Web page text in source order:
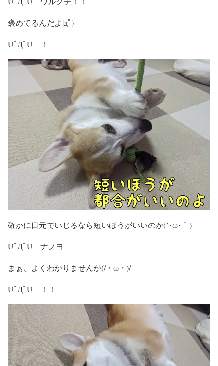
褒めてるんだよ|дﾟ)
UﾟДﾟU ！
確かに口元でいじるなら短いほうがいいのか(´･ω･｀)
UﾟДﾟU ナノヨ
まぁ、よくわかりませんが(/・ω・)/
UﾟДﾟU ！！